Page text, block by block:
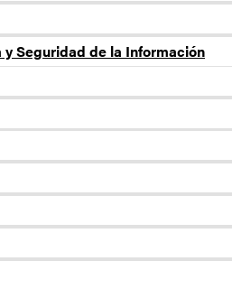
Seguridad de la Información